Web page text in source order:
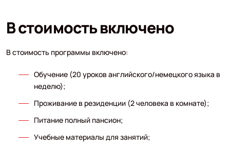
В стоимость включено
В стоимость программы включено:
Обучение (20 уроков английского/немецкого языка в
неделю);
Проживание в резиденции (2 человека в комнате);
Питание полный пансион;
Учебные материалы для занятий;